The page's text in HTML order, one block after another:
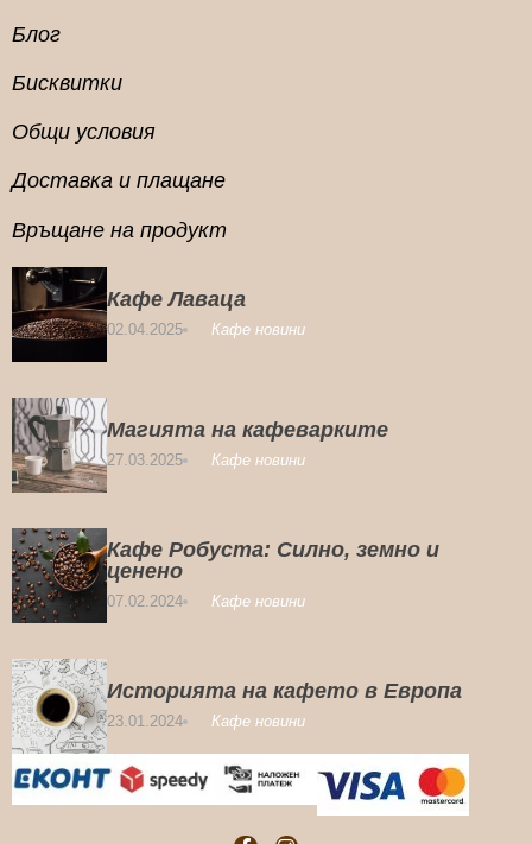
Блог
Бисквитки
Общи условия
Доставка и плащане
Връщане на продукт
Кафе Лаваца
02.04.2025 Кафе новини
Магията на кафеварките
27.03.2025 Кафе новини
Кафе Робуста: Силно, земно и
ценено
07.02.2024 Кафе новини
Историята на кафето в Европа
23.01.2024 Кафе новини